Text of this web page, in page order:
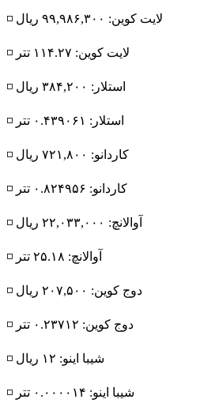
◽️ لایت کوین: ۹۹,۹۸۶,۳۰۰ ریال
◽️ لایت کوین: ۱۱۴.۲۷ تتر
◽️ استلار: ۳۸۴,۲۰۰ ریال
◽️ استلار: ۰.۴۳۹۰۶۱ تتر
◽️ کاردانو: ۷۲۱,۸۰۰ ریال
◽️ کاردانو: ۰.۸۲۴۹۵۶ تتر
◽️ آوالانچ: ۲۲,۰۳۳,۰۰۰ ریال
◽️ آوالانچ: ۲۵.۱۸ تتر
◽️ دوج کوین: ۲۰۷,۵۰۰ ریال
◽️ دوج کوین: ۰.۲۳۷۱۲ تتر
◽️ شیبا اینو: ۱۲ ریال
◽️ شیبا اینو: ۰.۰۰۰۰۱۴ تتر